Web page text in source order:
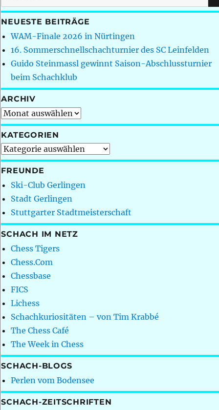
nach:
NEUESTE BEITRÄGE
WAM-Finale 2026 in Nürtingen
16. Sommerschnellschachturnier des SC Leinfelden
Guido Steinmassl gewinnt Saison-Abschlussturnier
beim Schachklub
ARCHIV
Archiv
KATEGORIEN
Kategorien
FREUNDE
Ski-Club Gerlingen
Stadt Gerlingen
Stuttgarter Stadtmeisterschaft
SCHACH IM NETZ
Chess Tigers
Chess.Com
Chessbase
FICS
Lichess
Schachkuriositäten – von Tim Krabbé
The Chess Café
The Week in Chess
SCHACH-BLOGS
Perlen vom Bodensee
SCHACH-ZEITSCHRIFTEN